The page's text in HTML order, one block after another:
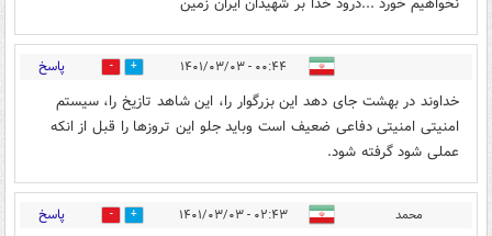
۰۰:۴۴ - ۱۴۰۱/۰۳/۰۳ 1 پاسخ
خداوند در بهشت جای دهد این بزرگوار را، این شاهد تازیخ را، سیستم
امنیتی امنیتی دفاعی ضعیف است وباید جلو این تروزها را قبل از انکه
عملی شود گرفته شود.
محمد ۰۲:۴۳ - ۱۴۰۱/۰۳/۰۳ 1 پاسخ